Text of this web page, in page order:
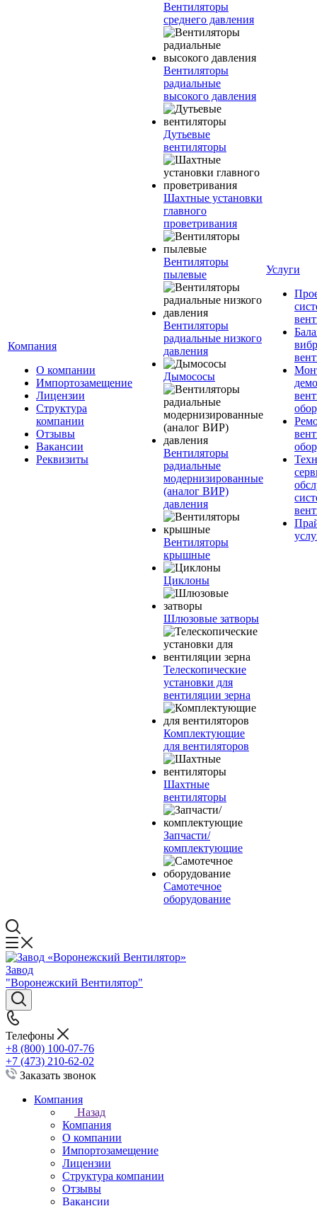
Компания
О компании
Импортозамещение
Лицензии
Структура
компании
Отзывы
Вакансии
Реквизиты
Вентиляторы
среднего давления
Вентиляторы
радиальные
высокого давления
Дутьевые
вентиляторы
Шахтные установки
главного
проветривания
Вентиляторы
пылевые
Вентиляторы
радиальные низкого
давления
Дымососы
Вентиляторы
радиальные
модернизированные
(аналог ВИР)
давления
Вентиляторы
крышные
Циклоны
Шлюзовые затворы
Телескопические
установки для
вентиляции зерна
Комплектующие
для вентиляторов
Шахтные
вентиляторы
Запчасти/
комплектующие
Самотечное
оборудование
Услуги
Завод
"Воронежский Вентилятор"
Телефоны
+8 (800) 100-07-76
+7 (473) 210-62-02
Заказать звонок
Компания
Назад
Компания
О компании
Импортозамещение
Лицензии
Структура компании
Отзывы
Вакансии